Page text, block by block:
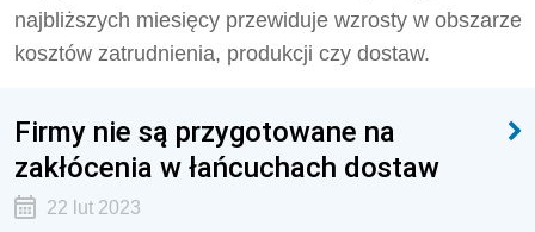
najbliższych miesięcy przewiduje wzrosty w obszarze
kosztów zatrudnienia, produkcji czy dostaw.
Firmy nie są przygotowane na
zakłócenia w łańcuchach dostaw
22 lut 2023